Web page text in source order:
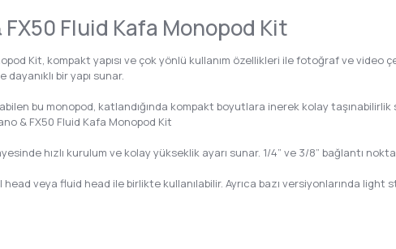
FX50 Fluid Kafa Monopod Kit
Kit, kompakt yapısı ve çok yönlü kullanım özellikleri ile fotoğraf ve
bir yapı sunar.
bu monopod, katlandığında kompakt boyutlara inerek kolay
& FX50 Fluid Kafa Monopod Kit
hızlı kurulum ve kolay yükseklik ayarı sunar. 1/4” ve 3/8” bağlantı
veya fluid head ile birlikte kullanılabilir. Ayrıca bazı versiyonlarında light